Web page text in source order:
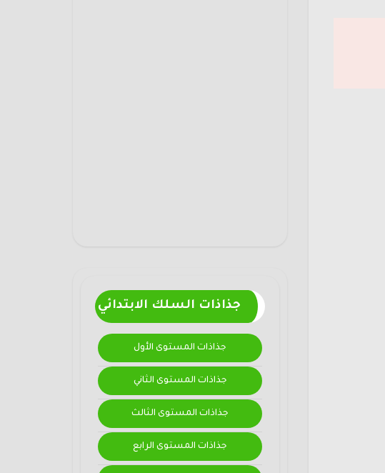
جذاذات السلك الابتدائي
جذاذات المستوى الأول
جذاذات المستوى الثاني
جذاذات المستوى الثالث
جذاذات المستوى الرابع